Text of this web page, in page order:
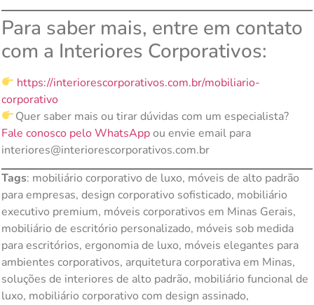
Para saber mais, entre em contato
com a Interiores Corporativos:
https://interiorescorporativos.com.br/mobiliario-
corporativo
Quer saber mais ou tirar dúvidas com um especialista?
Fale conosco pelo WhatsAppou envie email para
interiores@interiorescorporativos.com.br
Tags: mobiliário corporativo de luxo, móveis de alto padrão
para empresas, design corporativo sofisticado, mobiliário
executivo premium, móveis corporativos em Minas Gerais,
mobiliário de escritório personalizado, móveis sob medida
para escritórios, ergonomia de luxo, móveis elegantes para
ambientes corporativos, arquitetura corporativa em Minas,
soluções de interiores de alto padrão, mobiliário funcional de
luxo, mobiliário corporativo com design assinado,